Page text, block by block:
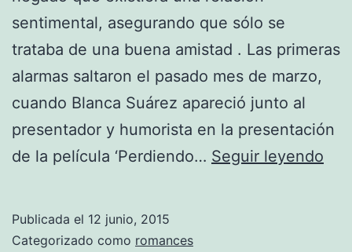
sentimental, asegurando que sólo se
trataba de una buena amistad . Las primeras
alarmas saltaron el pasado mes de marzo,
cuando Blanca Suárez apareció junto al
presentador y humorista en la presentación
de la película ‘Perdiendo… Seguir leyendo
Publicada el 12 junio, 2015
Categorizado como romances